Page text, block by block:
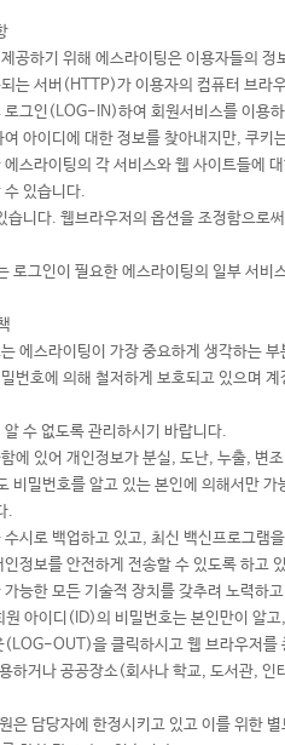
공하기 위해 에스라이팅은 이용자들의
는 서버(HTTP)가 이용자의 컴퓨터 브라
그인(LOG-IN)하여 회원서비스를 이용
아이디에 대한 정보를 찾아내지만, 쿠
스라이팅의 각 서비스와 웹 사이트들에
수 있습니다.
습니다. 웹브라우저의 옵션을 조정함으
로그인이 필요한 에스라이팅의 일부 서비
에스라이팅이 가장 중요하게 생각하는
번호에 의해 철저하게 보호되고 있으며
수 없도록 관리하시기 바랍니다.
에 있어 개인정보가 분실, 도난, 누출, 변
비밀번호를 알고 있는 본인에 의해서만
.
시로 백업하고 있고, 최신 백신프로그
정보를 안전하게 전송할 수 있도록 하고
능한 모든 기술적 장치를 갖추려 노력하
아이디(ID)의 비밀번호는 본인만이 알
(LOG-OUT)을 클릭하시고 웹 브라우저를
하거나 공공장소(회사나 학교, 도서관,
은 담당자에 한정시키고 있고 이를 위한